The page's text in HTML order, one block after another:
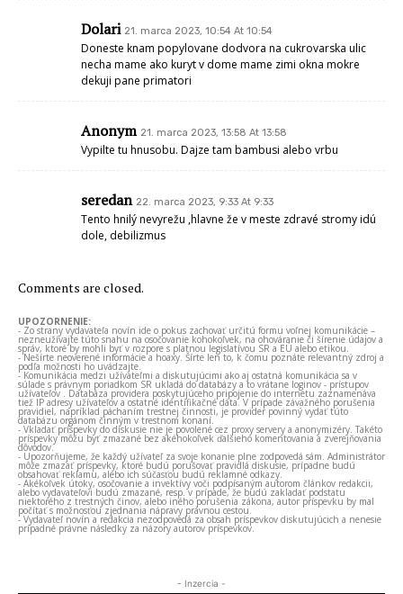
Dolari 21. marca 2023, 10:54 At 10:54
Doneste knam popylovane dodvora na cukrovarska ulic
necha mame ako kuryt v dome mame zimi okna mokre
dekuji pane primatori
Anonym 21. marca 2023, 13:58 At 13:58
Vypilte tu hnusobu. Dajze tam bambusi alebo vrbu
seredan 22. marca 2023, 9:33 At 9:33
Tento hnilý nevyrežu ,hlavne že v meste zdravé stromy idú
dole, debilizmus
Comments are closed.
UPOZORNENIE:
- Zo strany vydavateľa novín ide o pokus zachovať určitú formu voľnej komunikácie –
nezneužívajte túto snahu na osočovanie kohokoľvek, na ohováranie či šírenie údajov a
správ, ktoré by mohli byť v rozpore s platnou legislatívou SR a EÚ alebo etikou.
- Nešírte neoverené informácie a hoaxy. Šírte len to, k čomu poznáte relevantný zdroj a
podľa možnosti ho uvádzajte.
- Komunikácia medzi užívateľmi a diskutujúcimi ako aj ostatná komunikácia sa v
súlade s právnym poriadkom SR ukladá do databázy a to vrátane loginov - prístupov
užívateľov . Databáza providera poskytujúceho pripojenie do internetu zaznamenáva
tiež IP adresy užívateľov a ostatné identifikačné dáta. V prípade závažného porušenia
pravidiel, napríklad páchaním trestnej činnosti, je provider povinný vydať túto
databázu orgánom činným v trestnom konaní.
- Vkladať príspevky do diskusie nie je povolené cez proxy servery a anonymizéry. Takéto
príspevky môžu byť zmazané bez akéhokoľvek ďalšieho komentovania a zverejňovania
dôvodov.
- Upozorňujeme, že každý užívateľ za svoje konanie plne zodpovedá sám. Administrátor
môže zmazať príspevky, ktoré budú porušovať pravidlá diskusie, prípadne budú
obsahovať reklamu, alebo ich súčasťou budú reklamné odkazy.
- Akékoľvek útoky, osočovanie a invektívy voči podpísaným autorom článkov redakcii,
alebo vydavateľovi budú zmazané, resp. v prípade, že budú zakladať podstatu
niektorého z trestných činov, alebo iného porušenia zákona, autor príspevku by mal
počítať s možnosťou zjednania nápravy právnou cestou.
- Vydavateľ novín a redakcia nezodpovedá za obsah príspevkov diskutujúcich a nenesie
prípadné právne následky za názory autorov príspevkov.
- Inzercia -